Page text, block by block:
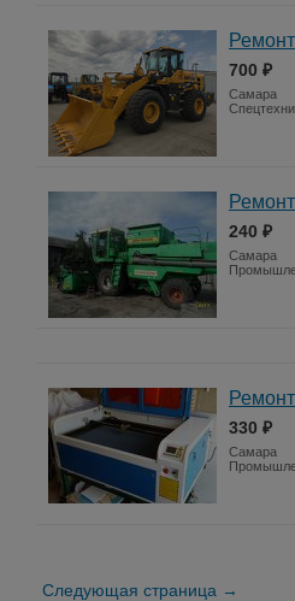
700 ₽
Самара
240 ₽
Самара
330 ₽
Самара
Следующая страница →